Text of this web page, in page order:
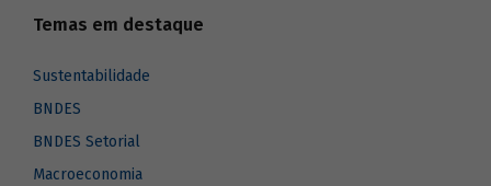
Temas em destaque
Sustentabilidade
BNDES
BNDES Setorial
Macroeconomia